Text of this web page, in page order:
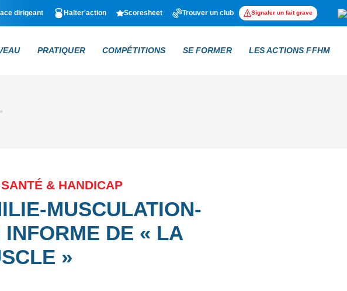
dirigeant Halter'action Scoresheet Trouver un club Signaler un fait grave
PRATIQUER COMPÉTITIONS SE FORMER LES ACTIONS FFHM
& HANDICAP
MUSCULATION-
DE « LA
»